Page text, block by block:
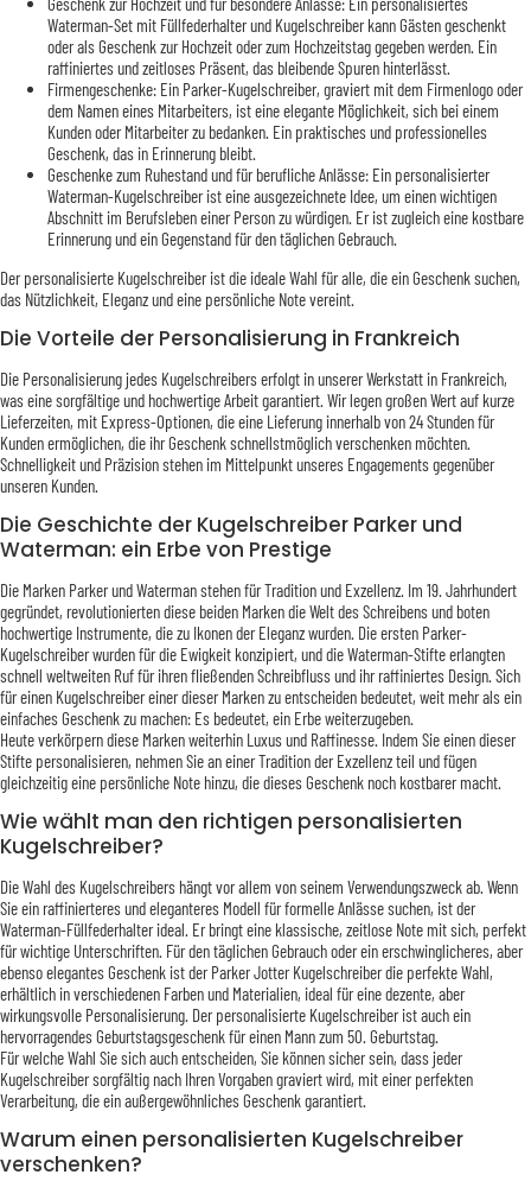
Waterman-Set mit Füllfederhalter und Kugelschreiber kann Gästen geschenkt
oder als Geschenk zur Hochzeit oder zum Hochzeitstag gegeben werden. Ein
raffiniertes und zeitloses Präsent, das bleibende Spuren hinterlässt.
Firmengeschenke: Ein Parker-Kugelschreiber, graviert mit dem Firmenlogo oder
dem Namen eines Mitarbeiters, ist eine elegante Möglichkeit, sich bei einem
Kunden oder Mitarbeiter zu bedanken. Ein praktisches und professionelles
Geschenk, das in Erinnerung bleibt.
Geschenke zum Ruhestand und für berufliche Anlässe: Ein personalisierter
Waterman-Kugelschreiber ist eine ausgezeichnete Idee, um einen wichtigen
Abschnitt im Berufsleben einer Person zu würdigen. Er ist zugleich eine kostbare
Erinnerung und ein Gegenstand für den täglichen Gebrauch.
Der personalisierte Kugelschreiber ist die ideale Wahl für alle, die ein Geschenk suchen,
das Nützlichkeit, Eleganz und eine persönliche Note vereint.
Die Vorteile der Personalisierung in Frankreich
Die Personalisierung jedes Kugelschreibers erfolgt in unserer Werkstatt in Frankreich,
was eine sorgfältige und hochwertige Arbeit garantiert. Wir legen großen Wert auf kurze
Lieferzeiten, mit Express-Optionen, die eine Lieferung innerhalb von 24 Stunden für
Kunden ermöglichen, die ihr Geschenk schnellstmöglich verschenken möchten.
Schnelligkeit und Präzision stehen im Mittelpunkt unseres Engagements gegenüber
unseren Kunden.
Die Geschichte der Kugelschreiber Parker und
Waterman: ein Erbe von Prestige
Die Marken Parker und Waterman stehen für Tradition und Exzellenz. Im 19. Jahrhundert
gegründet, revolutionierten diese beiden Marken die Welt des Schreibens und boten
hochwertige Instrumente, die zu Ikonen der Eleganz wurden. Die ersten Parker-
Kugelschreiber wurden für die Ewigkeit konzipiert, und die Waterman-Stifte erlangten
schnell weltweiten Ruf für ihren fließenden Schreibfluss und ihr raffiniertes Design. Sich
für einen Kugelschreiber einer dieser Marken zu entscheiden bedeutet, weit mehr als ein
einfaches Geschenk zu machen: Es bedeutet, ein Erbe weiterzugeben.
Heute verkörpern diese Marken weiterhin Luxus und Raffinesse. Indem Sie einen dieser
Stifte personalisieren, nehmen Sie an einer Tradition der Exzellenz teil und fügen
gleichzeitig eine persönliche Note hinzu, die dieses Geschenk noch kostbarer macht.
Wie wählt man den richtigen personalisierten
Kugelschreiber?
Die Wahl des Kugelschreibers hängt vor allem von seinem Verwendungszweck ab. Wenn
Sie ein raffinierteres und eleganteres Modell für formelle Anlässe suchen, ist der
Waterman-Füllfederhalter ideal. Er bringt eine klassische, zeitlose Note mit sich, perfekt
für wichtige Unterschriften. Für den täglichen Gebrauch oder ein erschwinglicheres, aber
ebenso elegantes Geschenk ist der Parker Jotter Kugelschreiber die perfekte Wahl,
erhältlich in verschiedenen Farben und Materialien, ideal für eine dezente, aber
wirkungsvolle Personalisierung. Der personalisierte Kugelschreiber ist auch ein
hervorragendes Geburtstagsgeschenk für einen Mann zum 50. Geburtstag.
Für welche Wahl Sie sich auch entscheiden, Sie können sicher sein, dass jeder
Kugelschreiber sorgfältig nach Ihren Vorgaben graviert wird, mit einer perfekten
Verarbeitung, die ein außergewöhnliches Geschenk garantiert.
Warum einen personalisierten Kugelschreiber
verschenken?